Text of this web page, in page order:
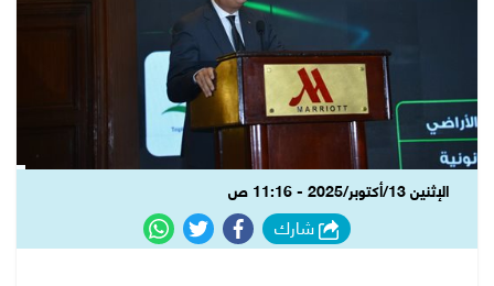
الإثنين 13/أكتوبر/2025 - 11:16 ص
شارك